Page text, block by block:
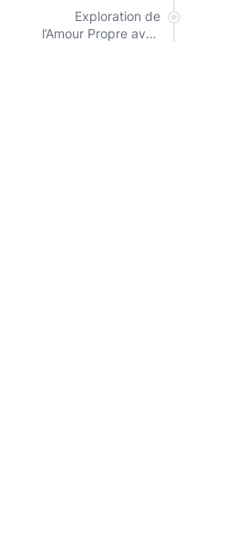
Exploration de
l’Amour Propre avec